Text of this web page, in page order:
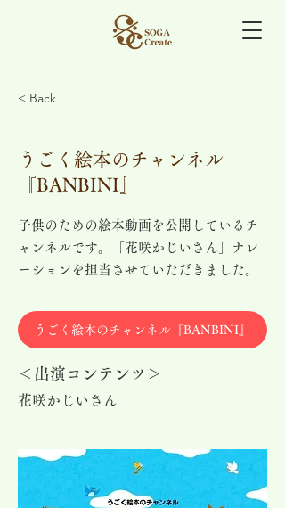
< Back
うごく絵本のチャンネル
『BANBINI』
子供のための絵本動画を公開しているチ
ャンネルです。「花咲かじいさん」ナレ
ーションを担当させていただきました。
うごく絵本のチャンネル『BANBINI』
＜出演コンテンツ＞
花咲かじいさん